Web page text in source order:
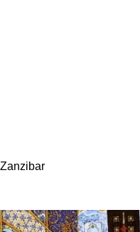
Zanzibar